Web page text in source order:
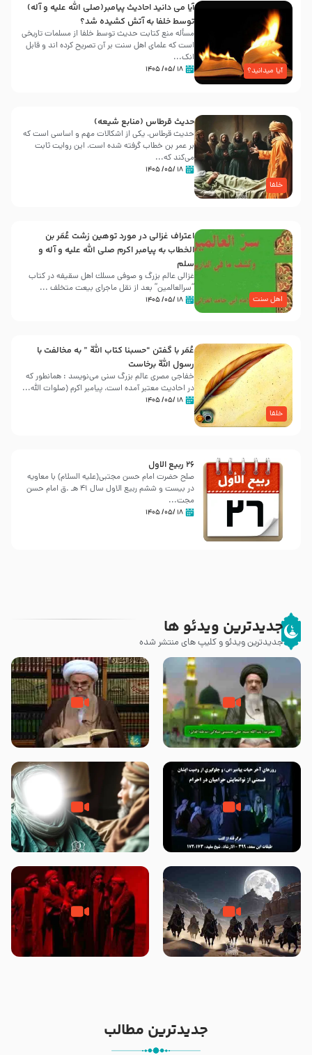
آیا میدانید؟
آیا می دانید احادیث پیامبر(صلی الله علیه و آله)
توسط خلفا به آتش کشیده شد؟
مسأله منع کتابت حدیث توسط خلفا از مسلمات تاریخی
است که علمای اهل سنت بر آن تصریح کرده اند و قابل
انک...
۱۸ /۰۵/ ۱۴۰۵
خلفا
حدیث قرطاس (منابع شیعه)
حدیث قرطاس، یکی از اشکالات مهم و اساسی است که
بر عمر بن خطاب گرفته شده است، این روایت ثابت
می‌کند که...
۱۸ /۰۵/ ۱۴۰۵
اهل سنت
اعتراف غزالی در مورد توهین زشت عُمَر بن
الخطاب به پیامبر اکرم صلی الله علیه و آله و
سلم
غزالی عالم بزرگ و صوفی مسلك اهل سقيفه در کتاب
“سرالعالمین” بعد از نقل ماجرای بیعت متخلف ...
۱۸ /۰۵/ ۱۴۰۵
خلفا
عُمَر با گفتن “حسبنا كتاب اللّه ” به مخالفت با
رسول اللّه برخاست
خفاجی مصری عالم بزرگ سنی می‌نویسد : همانطور که
در احادیث معتبر آمده است، پیامبر اکرم (صلوات اللّه...
۱۸ /۰۵/ ۱۴۰۵
26 ربيع الاول
صلح حضرت امام حسن مجتبی(علیه السلام) با معاویه
در بیست و ششم ربیع الاول سال 41 هـ .ق امام حسن
مجت...
۱۸ /۰۵/ ۱۴۰۵
جدیدترین ویدئو ها
جدیدترین ویدئو و کلیپ های منتشر شده
آیا پیامبر اکرم صلی الله علیه وآله
بدون وصیت از دنیا رفته ‌اند؟ – آیت
صحیح بخاری و قتل رسول‌ خدا
{صلی ‌الله علیه‌ وآله} – آیت الله
روزهای آخر حیات پیامبر اکرم صلی
الله علیه و آله – قسمتی از
وصیتی که نوشته نشد (حدیث
قرطاس)
‌‌‌‌‌‌‌داستان ترور نافرجام رسول خدا
صلی الله علیه و آله – شهادت
قسمتی از نوا نمایش بیرق ماندگار
بیان توطئه های منافقین پیش از
جدیدترین مطالب